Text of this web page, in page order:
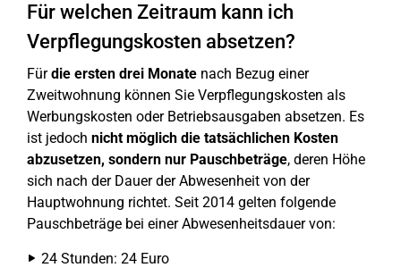
Für welchen Zeitraum kann ich
Verpflegungskosten absetzen?
Fürdie ersten drei Monate nach Bezug einer
Zweitwohnung können Sie Verpflegungskosten als
Werbungskosten oder Betriebsausgaben absetzen. Es
ist jedoch nicht möglich die tatsächlichen Kosten
abzusetzen, sondern nur Pauschbeträge, deren Höhe
sich nach der Dauer der Abwesenheit von der
Hauptwohnung richtet. Seit 2014 gelten folgende
Pauschbeträge bei einer Abwesenheitsdauer von:
24 Stunden: 24 Euro